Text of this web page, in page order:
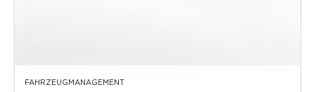
FAHRZEUGMANAGEMENT